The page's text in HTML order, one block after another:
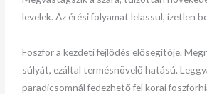
levelek. Az érési folyamat lelassul, ízetlen
Foszfor a kezdeti fejlődés elősegítője.
súlyát, ezáltal termésnövelő hatású.
paradicsomnál fedezhető fel korai